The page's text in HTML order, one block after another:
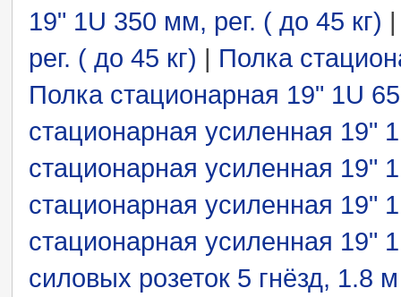
19" 1U 350 мм, рег. ( до 45 кг)
рег. ( до 45 кг) | Полка
Полка стационарная 19" 1U
стационарная усиленная 19"
стационарная усиленная 19"
стационарная усиленная 19"
стационарная усиленная 19"
силовых розеток 5 гнёзд, 1.8